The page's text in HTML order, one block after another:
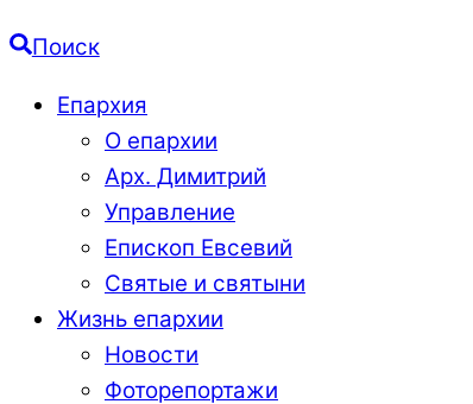
Поиск
Епархия
О епархии
Арх. Димитрий
Управление
Епископ Евсевий
Святые и святыни
Жизнь епархии
Новости
Фоторепортажи